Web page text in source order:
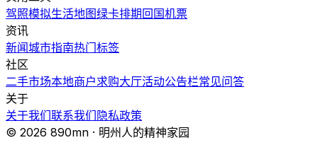
驾照模拟生活地图绿卡排期回国机票
资讯
新闻城市指南热门标签
社区
二手市场本地商户求购大厅活动公告栏常见问答
关于
关于我们联系我们隐私政策
© 2026 890mn · 明州人的精神家园